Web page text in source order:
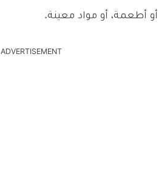
أو أطعمة، أو مواد معينة.
ADVERTISEMENT